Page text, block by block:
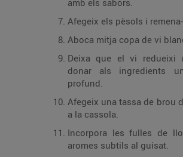
amb els sabors.
Afegeix els pèsols i
Aboca mitja copa de vi
Deixa que el vi redueixi
donar als ingredients
profund.
Afegeix una tassa de brou
a la cassola.
Incorpora les fulles de
aromes subtils al guisat.